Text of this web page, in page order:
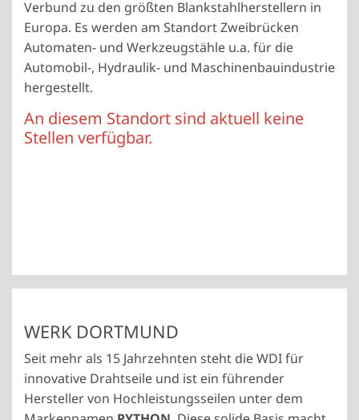
Verbund zu den größten Blankstahlherstellern in
Europa. Es werden am Standort Zweibrücken
Automaten- und Werkzeugstähle u.a. für die
Automobil-, Hydraulik- und Maschinenbauindustrie
hergestellt.
An diesem Standort sind aktuell keine
Stellen verfügbar.
WERK DORTMUND
Seit mehr als 15 Jahrzehnten steht die WDI für
innovative Drahtseile und ist ein führender
Hersteller von Hochleistungsseilen unter dem